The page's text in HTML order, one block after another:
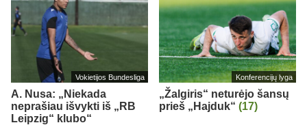
Vokietijos Bundesliga
A. Nusa: „Niekada
neprašiau išvykti iš „RB
Leipzig“ klubo“
Konferencijų lyga
„Žalgiris“ neturėjo šansų
prieš „Hajduk“ (17)